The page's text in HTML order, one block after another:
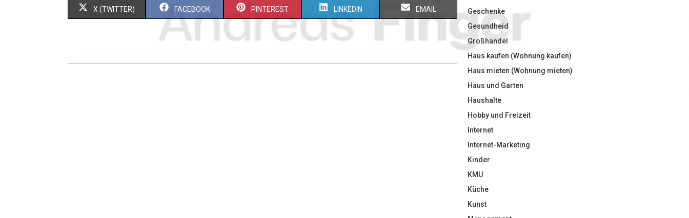
X (TWITTER) FACEBOOK PINTEREST LINKEDIN EMAIL
Geschenke
Gesundheid
Großhandel
Haus kaufen (Wohnung kaufen)
Haus mieten (Wohnung mieten)
Haus und Garten
Haushalte
Hobby und Freizeit
Internet
Internet-Marketing
Kinder
KMU
Küche
Kunst